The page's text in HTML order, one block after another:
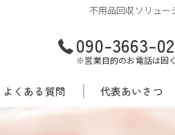
不用品回収ソリュ
090-3663-
※営業目的のお電話は固
よくある質問 代表あいさつ